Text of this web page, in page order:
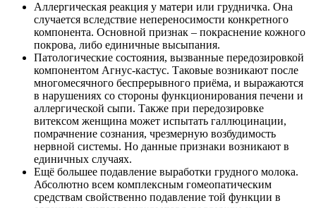
Аллергическая реакция у матери или грудничка. Она
случается вследствие непереносимости конкретного
компонента. Основной признак – покраснение кожного
покрова, либо единичные высыпания.
Патологические состояния, вызванные передозировкой
компонентом Агнус-кастус. Таковые возникают после
многомесячного беспрерывного приёма, и выражаются
в нарушениях со стороны функционирования печени и
аллергической сыпи. Также при передозировке
витексом женщина может испытать галлюцинации,
помрачнение сознания, чрезмерную возбудимость
нервной системы. Но данные признаки возникают в
единичных случаях.
Ещё большее подавление выработки грудного молока.
Абсолютно всем комплексным гомеопатическим
средствам свойственно подавление той функции в